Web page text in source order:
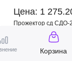
Цена: 1
Прожектор сд СДО-
800Lm с датчиком
Корзина